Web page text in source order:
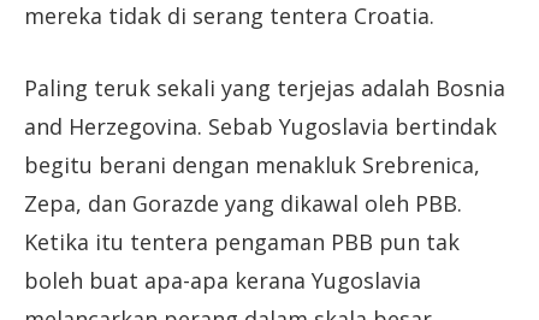
mereka tidak di serang tentera Croatia.
Paling teruk sekali yang terjejas adalah Bosnia
and Herzegovina. Sebab Yugoslavia bertindak
begitu berani dengan menakluk Srebrenica,
Zepa, dan Gorazde yang dikawal oleh PBB.
Ketika itu tentera pengaman PBB pun tak
boleh buat apa-apa kerana Yugoslavia